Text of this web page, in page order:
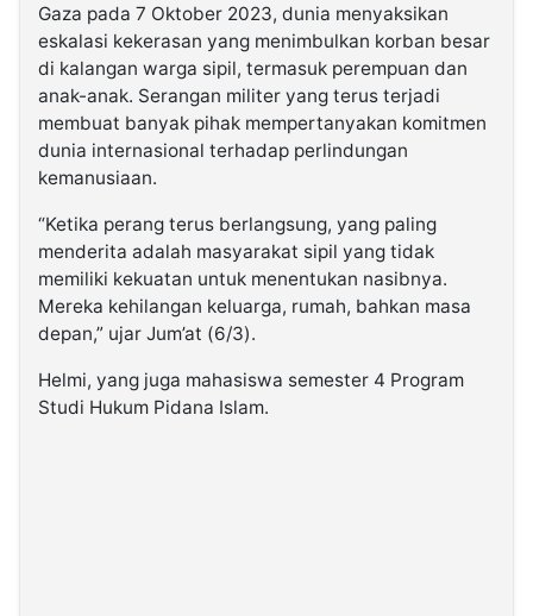
Gaza pada 7 Oktober 2023, dunia menyaksikan
eskalasi kekerasan yang menimbulkan korban besar
di kalangan warga sipil, termasuk perempuan dan
anak-anak. Serangan militer yang terus terjadi
membuat banyak pihak mempertanyakan komitmen
dunia internasional terhadap perlindungan
kemanusiaan.
“Ketika perang terus berlangsung, yang paling
menderita adalah masyarakat sipil yang tidak
memiliki kekuatan untuk menentukan nasibnya.
Mereka kehilangan keluarga, rumah, bahkan masa
depan,” ujar Jum’at (6/3).
Helmi, yang juga mahasiswa semester 4 Program
Studi Hukum Pidana Islam.